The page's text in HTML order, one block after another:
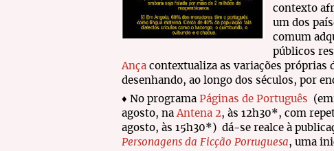
contexto
um dos
comum
públicos
Ança contextualiza as variações próprias
desenhando, ao longo dos séculos, por
♦ No programa Páginas de Português
agosto, naAntena 2, às 12h30*, com
agosto, às 15h30*) dá-se realce à
Personagens da Ficção Portuguesa, uma